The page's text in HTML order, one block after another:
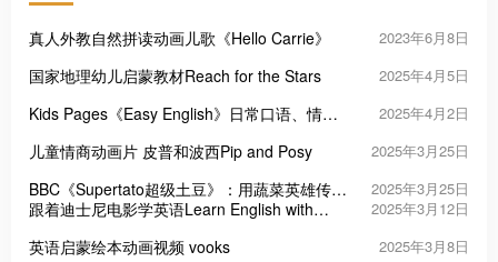
真人外教自然拼读动画儿歌《Hello Carrie》 2023年6月8日
国家地理幼儿启蒙教材Reach for the Stars 2025年4月5日
Kids Pages《Easy English》日常口语、情景
2025年4月2日
儿童情商动画片 皮普和波西Pip and Posy 2025年3月25日
BBC《Supertato超级土豆》：用蔬菜英雄传递
勇气与友爱的童趣宇宙
2025年3月25日
跟着迪士尼电影学英语Learn English with
2025年3月12日
英语启蒙绘本动画视频 vooks 2025年3月8日